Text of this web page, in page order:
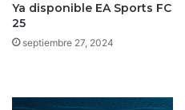
Ya disponible EA Sports FC
25
septiembre 27, 2024